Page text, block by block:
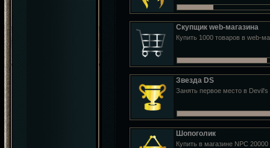
Скупщик web-магазина
Купить 1000 товаров в web-
Звезда DS
Занять первое место в Devil's
Шопоголик
Купить в магазине NPC